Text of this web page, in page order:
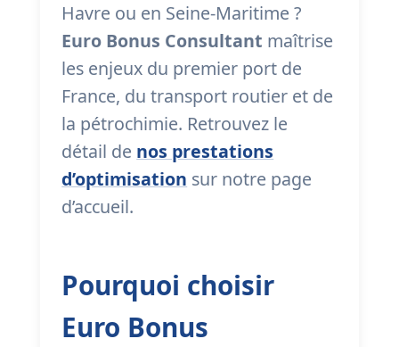
Havre ou en Seine-Maritime ?
Euro Bonus Consultant maîtrise
les enjeux du premier port de
France, du transport routier et de
la pétrochimie. Retrouvez le
détail de nos prestations
d’optimisation sur notre page
d’accueil.
Pourquoi choisir
Euro Bonus